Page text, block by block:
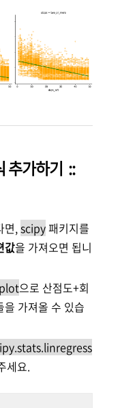
추가하기 ::
면,scipy패키지를
값을 가져오면 됩니
으로 산점도+회
가져올 수 있습
세요.